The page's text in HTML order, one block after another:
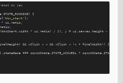
du jeu
STATE_RUNNING) {
[ 'btn_start' ];
* ui. ratio
ratio;
width * ui. ratio) / 2 ), y = ui.canvas .height
-
&& xClick > x && xClick < (x + finalWidth)) {
stateGame === constState.STATE_ACCUEIL ? constState.